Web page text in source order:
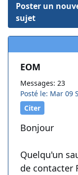
Poster un
sujet
EOM
Messages: 23
Posté le: Mar 09
Citer
Bonjour
Quelqu'un
de contacter